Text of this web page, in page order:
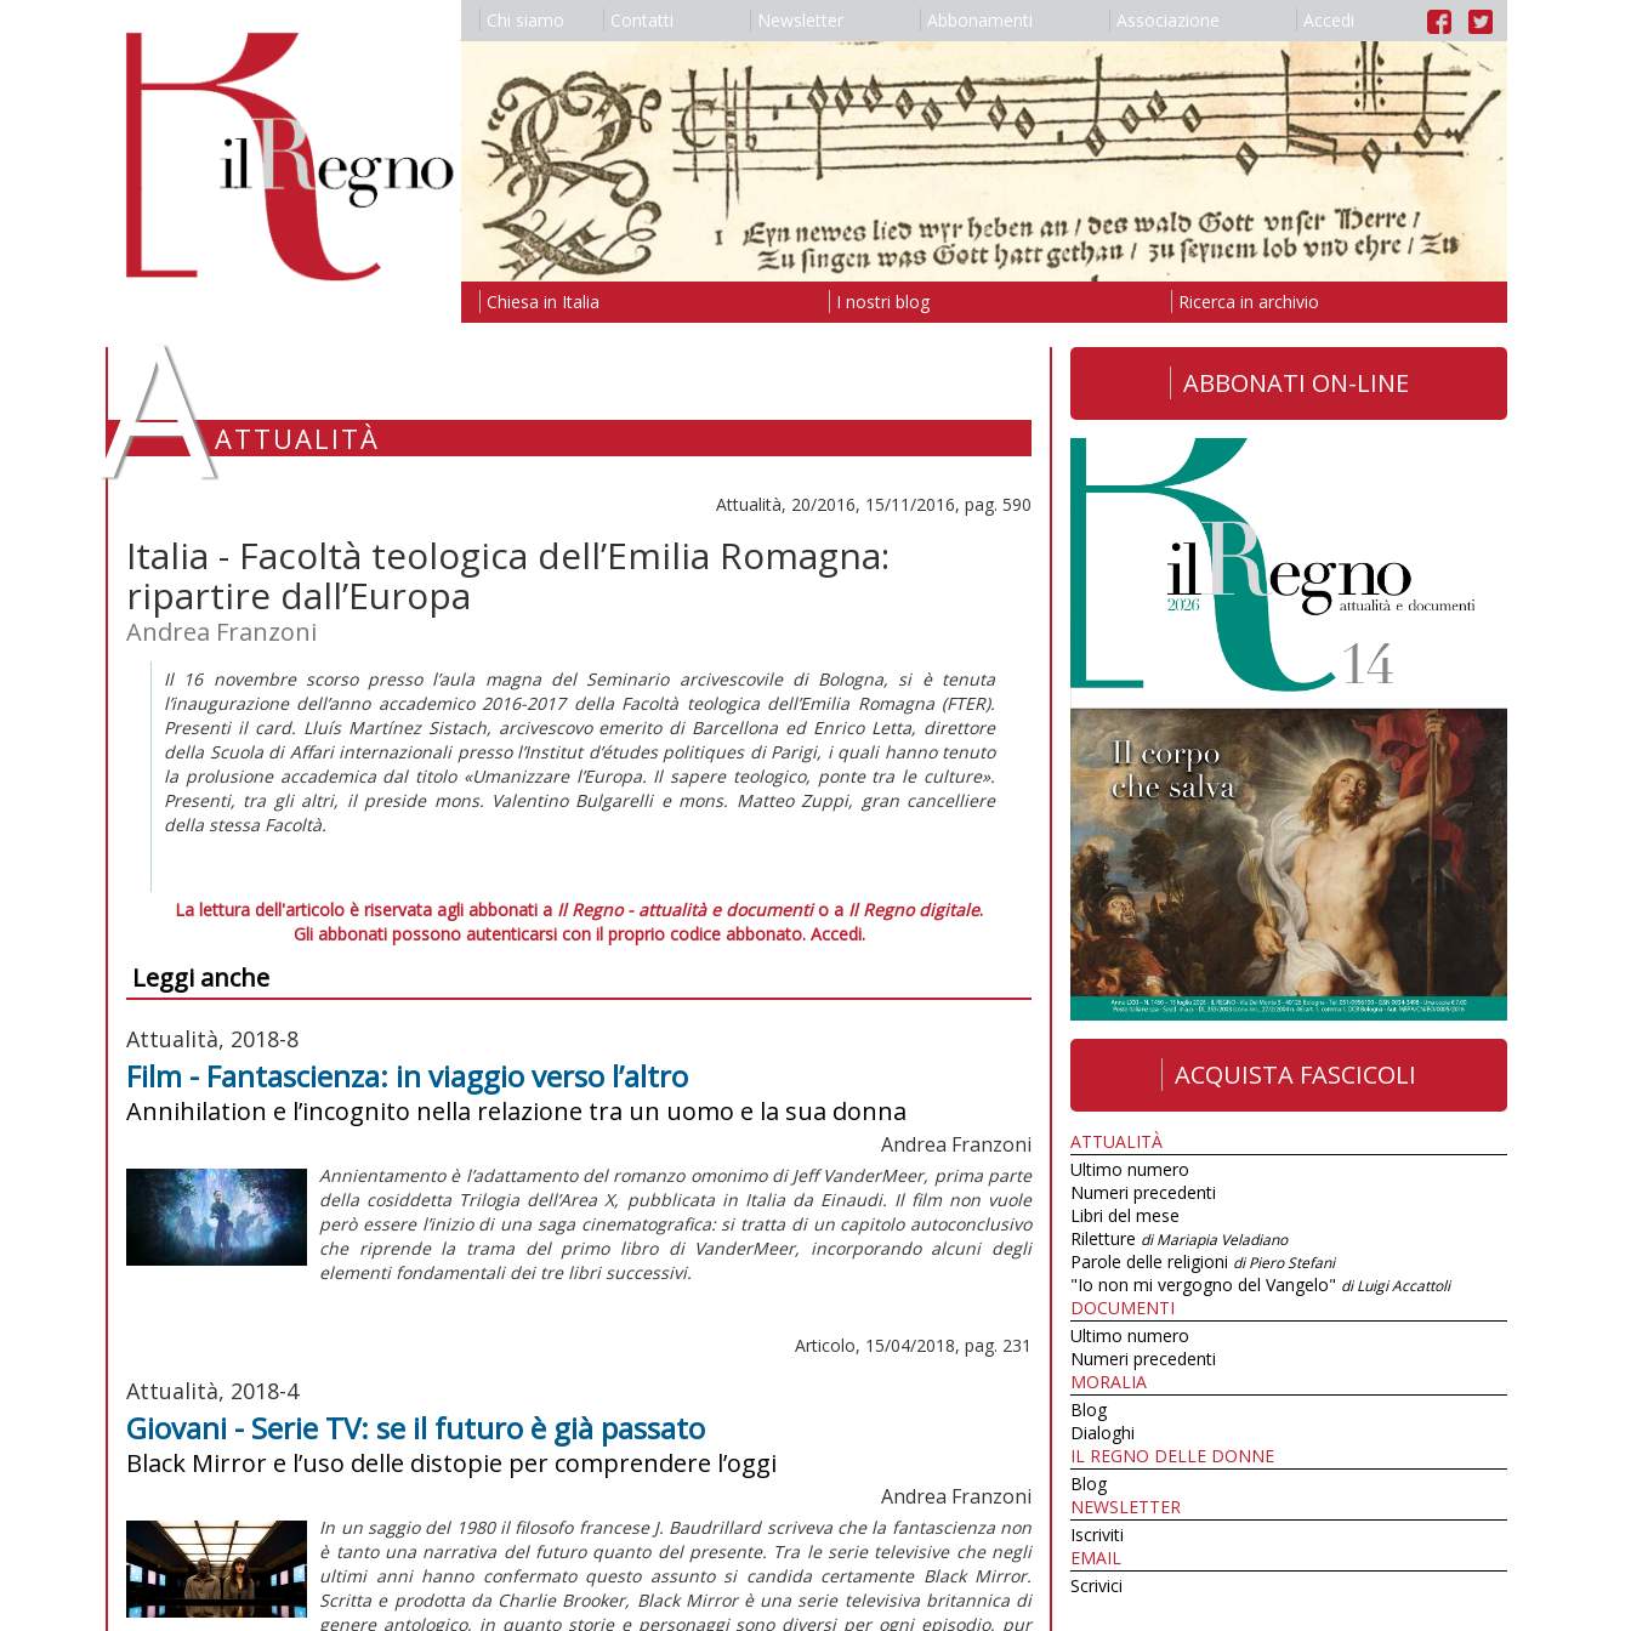
Chi siamo Contatti Newsletter Abbonamenti Associazione Accedi
Chiesa in Italia I nostri blog Ricerca in archivio
AATTUALITÀ
Attualità, 20/2016, 15/11/2016, pag. 590
Italia - Facoltà teologica dell’Emilia Romagna:
ripartire dall’Europa
Andrea Franzoni
Il 16 novembre scorso presso l’aula magna del Seminario arcivescovile di Bologna, si è tenuta
l’inaugurazione dell’anno accademico 2016-2017 della Facoltà teologica dell’Emilia Romagna (FTER).
Presenti il card. Lluís Martínez Sistach, arcivescovo emerito di Barcellona ed Enrico Letta, direttore
della Scuola di Affari internazionali presso l’Institut d’études politiques di Parigi, i quali hanno tenuto
la prolusione accademica dal titolo «Umanizzare l’Europa. Il sapere teologico, ponte tra le culture».
Presenti, tra gli altri, il preside mons. Valentino Bulgarelli e mons. Matteo Zuppi, gran cancelliere
della stessa Facoltà.
La lettura dell'articolo è riservata agli abbonati a Il Regno - attualità e documentio a Il Regno digitale.
Gli abbonati possono autenticarsi con il proprio codice abbonato. Accedi.
Leggi anche
Attualità, 2018-8
Film - Fantascienza: in viaggio verso l’altro
Annihilation e l’incognito nella relazione tra un uomo e la sua donna
Andrea Franzoni
Annientamentoè l’adattamento del romanzo omonimo di Jeff VanderMeer, prima parte
della cosiddetta Trilogia dell’Area X, pubblicata in Italia da Einaudi. Il film non vuole
però essere l’inizio di una saga cinematografica: si tratta di un capitolo autoconclusivo
che riprende la trama del primo libro di VanderMeer, incorporando alcuni degli
elementi fondamentali dei tre libri successivi.
Articolo, 15/04/2018, pag. 231
Attualità, 2018-4
Giovani - Serie TV: se il futuro è già passato
Black Mirror e l’uso delle distopie per comprendere l’oggi
Andrea Franzoni
In un saggio del 1980 il filosofo francese J. Baudrillard scriveva che la fantascienza non
è tanto una narrativa del futuro quanto del presente. Tra le serie televisive che negli
ultimi anni hanno confermato questo assunto si candida certamente Black Mirror.
Scritta e prodotta da Charlie Brooker, Black Mirrorè una serie televisiva britannica di
genere antologico, in quanto storie e personaggi sono diversi per ogni episodio, pur
ABBONATI ON-LINE
ACQUISTA FASCICOLI
ATTUALITÀ
Ultimo numero
Numeri precedenti
Libri del mese
Riletture di Mariapia Veladiano
Parole delle religioni di Piero Stefani
"Io non mi vergogno del Vangelo" di Luigi Accattoli
DOCUMENTI
Ultimo numero
Numeri precedenti
MORALIA
Blog
Dialoghi
IL REGNO DELLE DONNE
Blog
NEWSLETTER
Iscriviti
EMAIL
Scrivici